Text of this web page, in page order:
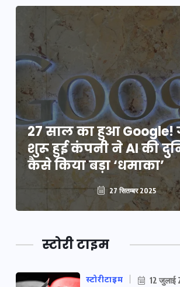
27 साल का हुआ Google!
शुरू हुई कंपनी ने AI की
कैसे किया बड़ा ‘धमाका’
27 सितम्बर 2025
स्टोरी टाइम
स्टोरीटाइम 12 जुलाई